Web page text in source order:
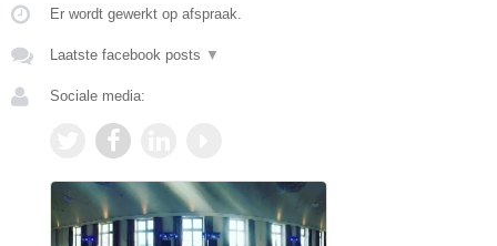
Er wordt gewerkt op afspraak.
Laatste facebook posts ▼
Sociale media: